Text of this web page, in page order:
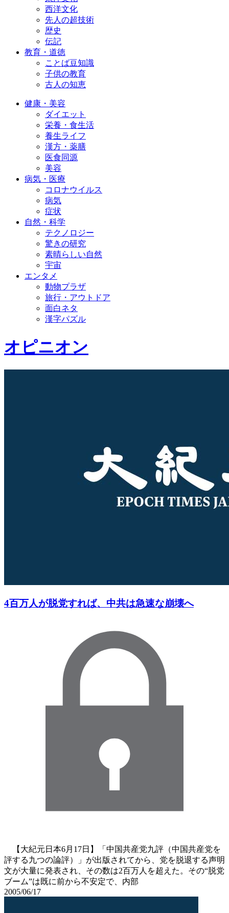
西洋文化
先人の超技術
歴史
伝記
教育・道徳
ことば豆知識
子供の教育
古人の知恵
健康・美容
ダイエット
栄養・食生活
養生ライフ
漢方・薬膳
医食同源
美容
病気・医療
コロナウイルス
病気
症状
自然・科学
テクノロジー
驚きの研究
素晴らしい自然
宇宙
エンタメ
動物プラザ
旅行・アウトドア
面白ネタ
漢字パズル
オピニオン
4百万人が脱党すれば、中共は急速な崩壊へ
【大紀元日本6月17日】「中国共産党九評（中国共産党を
評する九つの論評）」が出版されてから、党を脱退する声明
文が大量に発表され、その数は2百万人を超えた。その“脱党
ブーム”は既に前から不安定で、内部
2005/06/17